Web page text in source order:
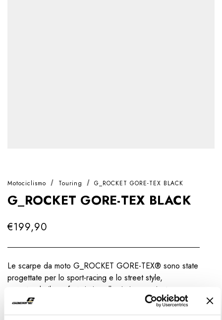
Motociclismo Touring G_ROCKET GORE-TEX BLACK
G_ROCKET GORE-TEX BLACK
€199,90
Le scarpe da moto G_ROCKET GORE-TEX® sono state
progettate per lo sport-racing e lo street style,
garantendo il comfort sia in sella sia in camminata.
Scopri di più
EU US